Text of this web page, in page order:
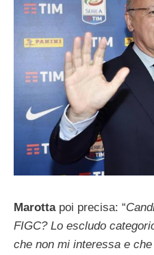
Marottapoi precisa: “
FIGC? Lo escludo
che non mi interessa e